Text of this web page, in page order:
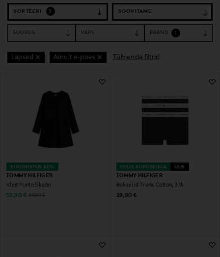
SORTEERI 3
SUURUS VÄRV BRÄND
Lapsed Ainult e-poes Tühjenda filtrid
SOODUSTUS 40%
TOMMY HILFIGER
Kleit Punto Skater
Discounted Price
53,90 € Original Price
89,90 €
EELIS KUPONGIGA UUS
TOMMY HILFIGER
Bokserid Trunk Cotton, 3 tk
Original Price
29,90 €